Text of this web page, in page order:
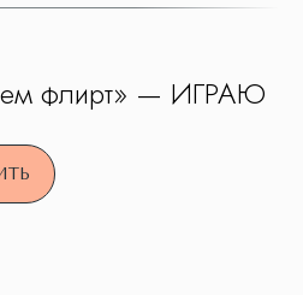
флирт» — ИГРАЮ